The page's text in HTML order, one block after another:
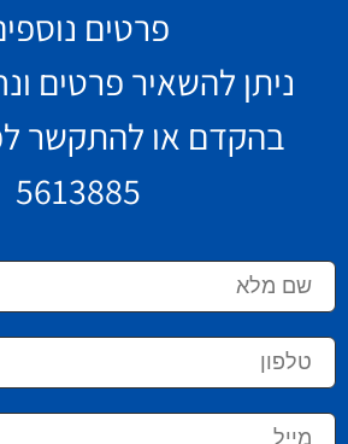
פרטים
ניתן להשאיר פרטים
בהקדם או להתקשר
5613885
שם
מלא
טלפון
מייל